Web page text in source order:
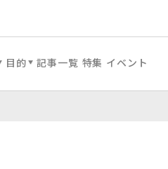
目的 記事一覧 特集 イベント